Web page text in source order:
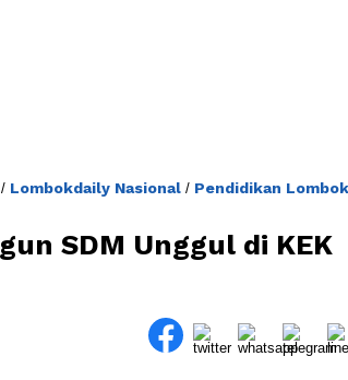
/ Lombokdaily Nasional / Pendidikan
SDM Unggul di KEK